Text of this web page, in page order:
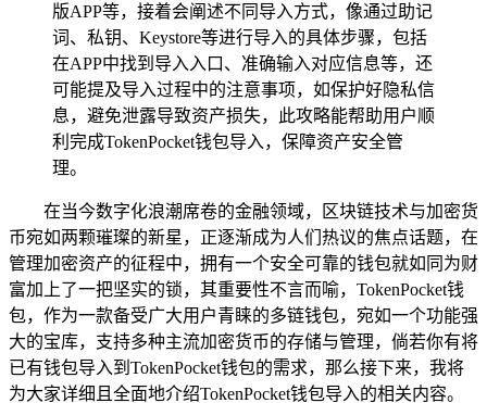
版APP等，接着会阐述不同导入方式，像通过助记
词、私钥、Keystore等进行导入的具体步骤，包括
在APP中找到导入入口、准确输入对应信息等，还
可能提及导入过程中的注意事项，如保护好隐私信
息，避免泄露导致资产损失，此攻略能帮助用户顺
利完成TokenPocket钱包导入，保障资产安全管
理。
在当今数字化浪潮席卷的金融领域，区块链技术与加密货
币宛如两颗璀璨的新星，正逐渐成为人们热议的焦点话题，在
管理加密资产的征程中，拥有一个安全可靠的钱包就如同为财
富加上了一把坚实的锁，其重要性不言而喻，TokenPocket钱
包，作为一款备受广大用户青睐的多链钱包，宛如一个功能强
大的宝库，支持多种主流加密货币的存储与管理，倘若你有将
已有钱包导入到TokenPocket钱包的需求，那么接下来，我将
为大家详细且全面地介绍TokenPocket钱包导入的相关内容。